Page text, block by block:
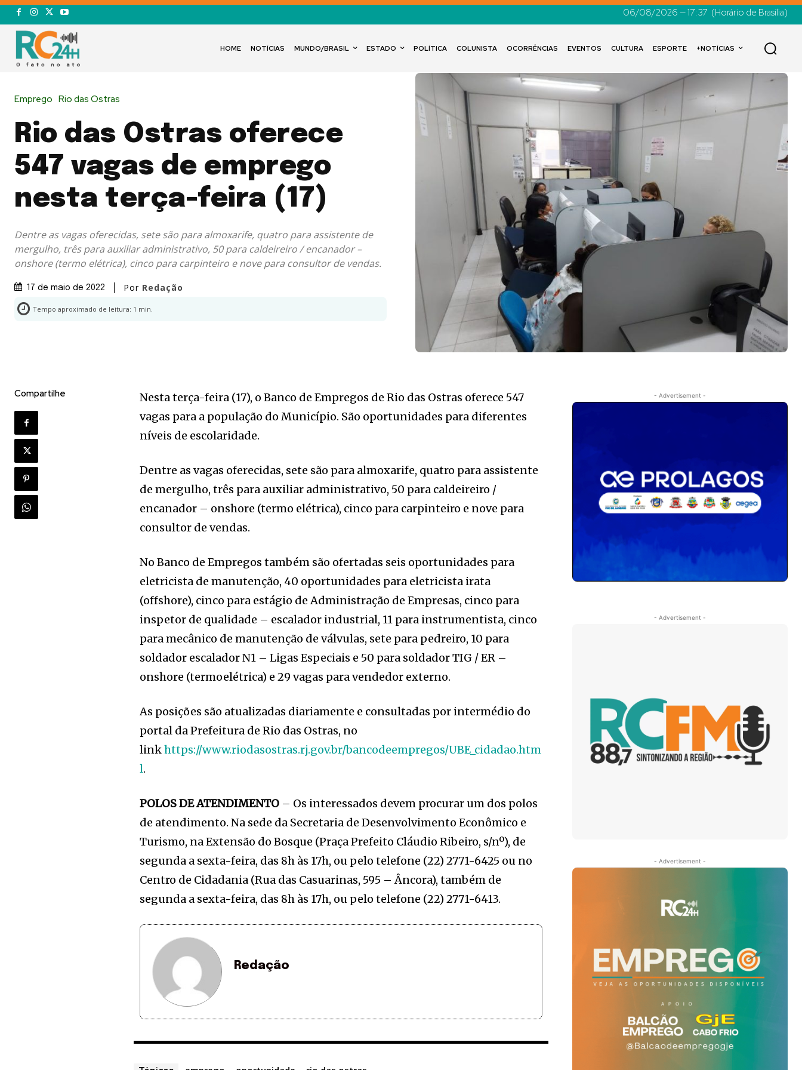
06/08/2026 — 17:37 (Horário de Brasília)
HOME NOTÍCIAS MUNDO/BRASIL ESTADO POLÍTICA COLUNISTA OCORRÊNCIAS EVENTOS CULTURA ESPORTE +NOTÍCIAS
Emprego Rio das Ostras
Rio das Ostras oferece
547 vagas de emprego
nesta terça-feira (17)
Dentre as vagas oferecidas, sete são para almoxarife, quatro para assistente de
mergulho, três para auxiliar administrativo, 50 para caldeireiro / encanador –
onshore (termo elétrica), cinco para carpinteiro e nove para consultor de vendas.
17 de maio de 2022 Por Redação
Tempo aproximado de leitura: 1 min.
Compartilhe
Nesta terça-feira (17), o Banco de Empregos de Rio das Ostras oferece 547
vagas para a população do Município. São oportunidades para diferentes
níveis de escolaridade.
Dentre as vagas oferecidas, sete são para almoxarife, quatro para assistente
de mergulho, três para auxiliar administrativo, 50 para caldeireiro /
encanador – onshore (termo elétrica), cinco para carpinteiro e nove para
consultor de vendas.
No Banco de Empregos também são ofertadas seis oportunidades para
eletricista de manutenção, 40 oportunidades para eletricista irata
(offshore), cinco para estágio de Administração de Empresas, cinco para
inspetor de qualidade – escalador industrial, 11 para instrumentista, cinco
para mecânico de manutenção de válvulas, sete para pedreiro, 10 para
soldador escalador N1 – Ligas Especiais e 50 para soldador TIG / ER –
onshore (termoelétrica) e 29 vagas para vendedor externo.
As posições são atualizadas diariamente e consultadas por intermédio do
portal da Prefeitura de Rio das Ostras, no
linkhttps://www.riodasostras.rj.gov.br/bancodeempregos/UBE_cidadao.htm
l.
POLOS DE ATENDIMENTO – Os interessados devem procurar um dos polos
de atendimento. Na sede da Secretaria de Desenvolvimento Econômico e
Turismo, na Extensão do Bosque (Praça Prefeito Cláudio Ribeiro, s/nº), de
segunda a sexta-feira, das 8h às 17h, ou pelo telefone (22) 2771-6425 ou no
Centro de Cidadania (Rua das Casuarinas, 595 – Âncora), também de
segunda a sexta-feira, das 8h às 17h, ou pelo telefone (22) 2771-6413.
Redação
- Advertisement -
- Advertisement -
- Advertisement -